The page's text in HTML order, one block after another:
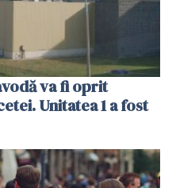
va fi oprit
Unitatea 1 a fost